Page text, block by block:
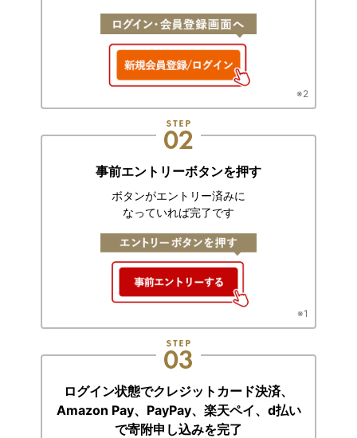
※2
事前エントリーボタンを押す
ボタンがエントリー済みに
なっていれば完了です
※1
ログイン状態でクレジットカード決済、
Amazon Pay、PayPay、楽天ペイ、 d払い
で寄附申し込みを完了